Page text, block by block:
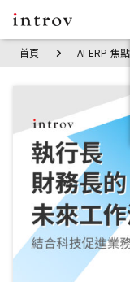
首頁 AI ERP 焦點